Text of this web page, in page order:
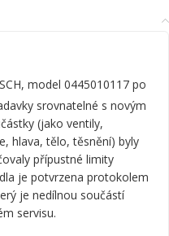
model 0445010117 po
srovnatelné s novým
(jako ventily,
hlava, tělo, těsnění) byly
přípustné limity
je potvrzena protokolem
je nedílnou součástí
servisu.